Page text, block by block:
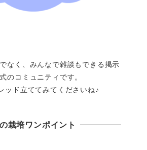
なく、みんなで雑談もできる掲示
のコミュニティです。
ッド立ててみてくださいね♪
栽培ワンポイント